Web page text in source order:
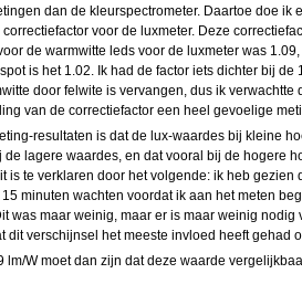
dan de kleurspectrometer. Daartoe doe ik
voor de luxmeter. Deze
de warmwitte leds voor de luxmeter was
is het 1.02. Ik had de factor iets dichter bij de
door felwite is vervangen, dus ik verwachtte
van de correctiefactor een heel gevoelige
resultaten is dat de lux-waardes bij kleine
lagere waardes, en dat vooral bij de hogere
is te verklaren door het volgende: ik heb gezien
minuten wachten voordat ik aan het meten
was maar weinig, maar er is maar weinig nodig
dit verschijnsel het meeste invloed heeft gehad
lm/W moet dan zijn dat deze waarde